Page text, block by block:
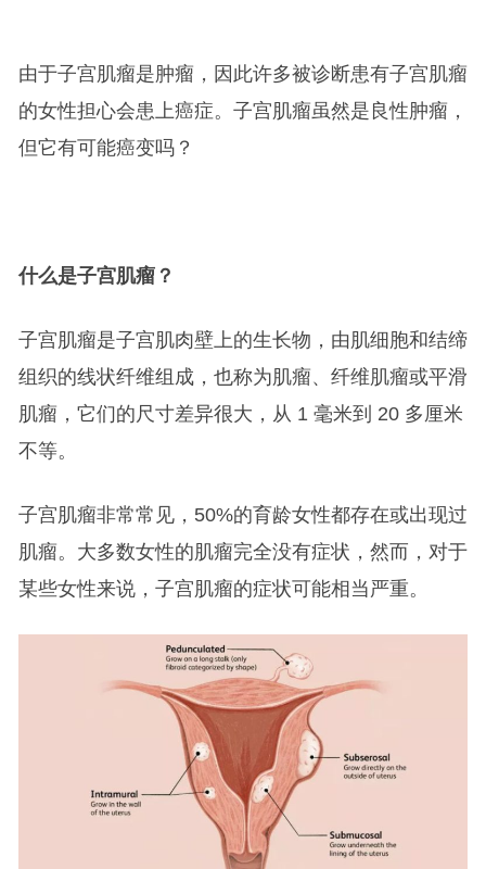
由于子宫肌瘤是肿瘤，因此许多被诊断患有子宫肌瘤
的女性担心会患上癌症。子宫肌瘤虽然是良性肿瘤，
但它有可能癌变吗？
什么是子宫肌瘤？
子宫肌瘤是子宫肌肉壁上的生长物，由肌细胞和结缔
组织的线状纤维组成，也称为肌瘤、纤维肌瘤或平滑
肌瘤，它们的尺寸差异很大，从 1 毫米到 20 多厘米
不等。
子宫肌瘤非常常见，50%的育龄女性都存在或出现过
肌瘤。大多数女性的肌瘤完全没有症状，然而，对于
某些女性来说，子宫肌瘤的症状可能相当严重。